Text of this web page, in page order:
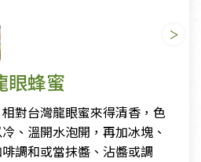
眼蜂蜜
對台灣龍眼蜜來得清香，色
、溫開水泡開，再加冰塊、
調和或當抹醬、沾醬或調